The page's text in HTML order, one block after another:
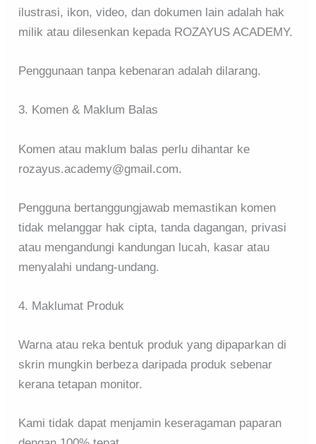
ilustrasi, ikon, video, dan dokumen lain adalah hak
milik atau dilesenkan kepada ROZAYUS ACADEMY.
Penggunaan tanpa kebenaran adalah dilarang.
3. Komen & Maklum Balas
Komen atau maklum balas perlu dihantar ke
rozayus.academy@gmail.com.
Pengguna bertanggungjawab memastikan komen
tidak melanggar hak cipta, tanda dagangan, privasi
atau mengandungi kandungan lucah, kasar atau
menyalahi undang-undang.
4. Maklumat Produk
Warna atau reka bentuk produk yang dipaparkan di
skrin mungkin berbeza daripada produk sebenar
kerana tetapan monitor.
Kami tidak dapat menjamin keseragaman paparan